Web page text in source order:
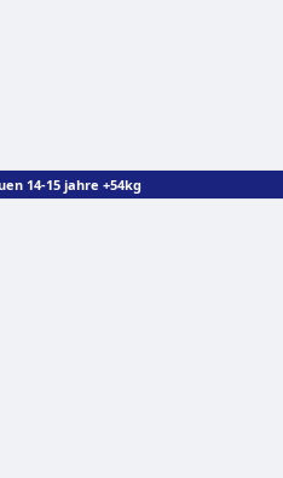
14-15 jahre +54kg